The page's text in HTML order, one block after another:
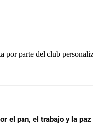
por parte del club
el pan, el trabajo y la